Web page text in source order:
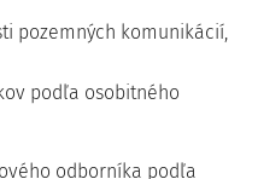
pozemných komunikácií,
podľa osobitného
odborníka podľa